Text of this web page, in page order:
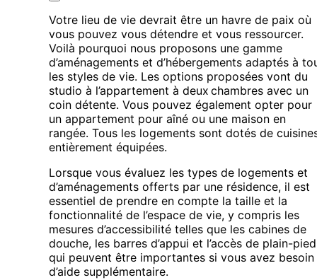
Votre lieu de vie devrait être un havre de paix où
vous pouvez vous détendre et vous ressourcer.
Voilà pourquoi nous proposons une gamme
d’aménagements et d’hébergements adaptés à
les styles de vie. Les options proposées vont du
studio à l’appartement à deux chambres avec un
coin détente. Vous pouvez également opter pour
un appartement pour aîné ou une maison en
rangée. Tous les logements sont dotés de
entièrement équipées.
Lorsque vous évaluez les types de logements et
d’aménagements offerts par une résidence, il est
essentiel de prendre en compte la taille et la
fonctionnalité de l’espace de vie, y compris les
mesures d’accessibilité telles que les cabines de
douche, les barres d’appui et l’accès de plain-
qui peuvent être importantes si vous avez besoin
d’aide supplémentaire.